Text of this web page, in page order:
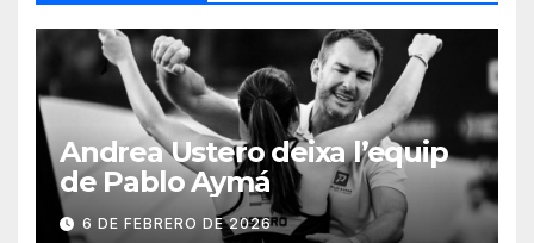
Andrea Ustero deixa l’equip
de Pablo Aymá
6 DE FEBRERO DE 2026